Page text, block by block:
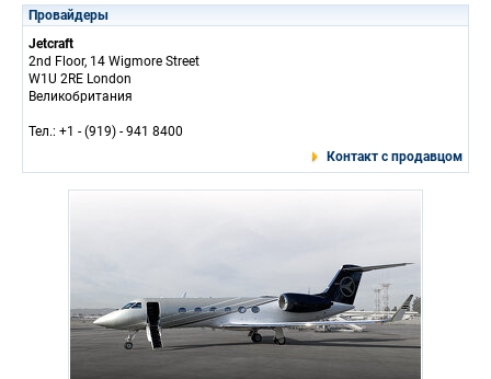
Провайдеры
Jetcraft
2nd Floor, 14 Wigmore Street
W1U 2RE London
Великобритания
Тел.: +1 - (919) - 941 8400
Контакт с продавцом